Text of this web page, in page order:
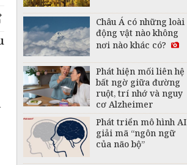
Châu Á có những loài
động vật nào không
nơi nào khác có?
Phát hiện mối liên hệ
bất ngờ giữa đường
ruột, trí nhớ và nguy
cơ Alzheimer
Phát triển mô hình AI
giải mã “ngôn ngữ
của não bộ”